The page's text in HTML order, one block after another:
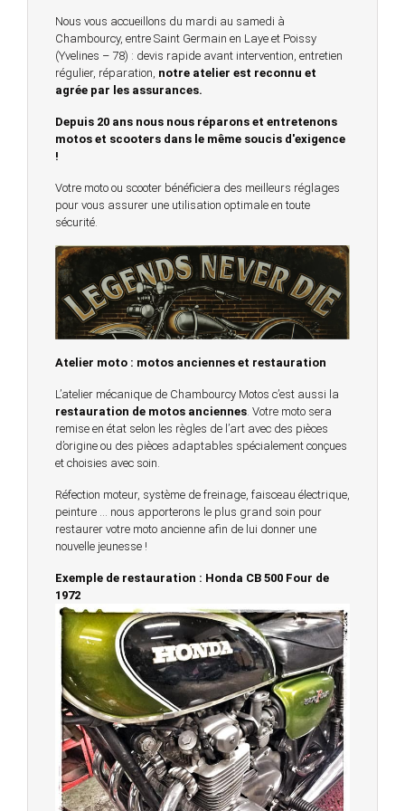
Nous vous accueillons du mardi au samedi à
Chambourcy, entre Saint Germain en Laye et Poissy
(Yvelines – 78) : devis rapide avant intervention, entretien
régulier, réparation, notre atelier est reconnu et
agrée par les assurances.
Depuis 20 ans nous nous réparons et entretenons
motos et scooters dans le même soucis d'exigence
!
Votre moto ou scooter bénéficiera des meilleurs réglages
pour vous assurer une utilisation optimale en toute
sécurité.
Atelier moto : motos anciennes et restauration
L’atelier mécanique de Chambourcy Motos c’est aussi la
restauration de motos anciennes. Votre moto sera
remise en état selon les règles de l’art avec des pièces
d’origine ou des pièces adaptables spécialement conçues
et choisies avec soin.
Réfection moteur, système de freinage, faisceau électrique,
peinture … nous apporterons le plus grand soin pour
restaurer votre moto ancienne afin de lui donner une
nouvelle jeunesse !
Exemple de restauration : Honda CB 500 Four de
1972
© 2023 -Chambourcy Motos 78 - 7bis chemin de la
Forêt - 78240 - Chambourcy -
Garage Motos et Scooters depuis 20 ans à votre
service entre Saint Germain en Laye et Poissy
Achat de motos et scooters - Dépôt vente - Réparation
- Concessionnaire Voge - Concessionnaire